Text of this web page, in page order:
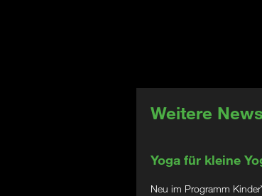
Weitere News
Yoga für kleine
Neu im Programm